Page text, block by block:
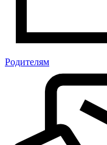
Родителям